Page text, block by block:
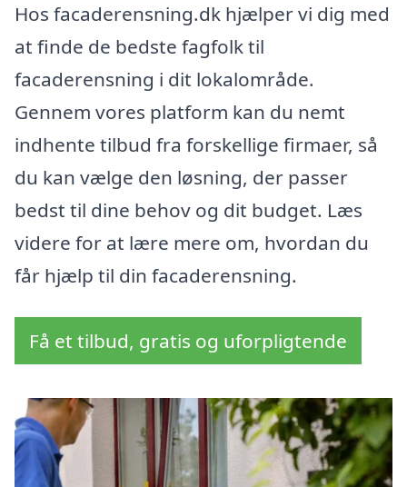
Hos facaderensning.dk hjælper vi dig med
at finde de bedste fagfolk til
facaderensning i dit lokalområde.
Gennem vores platform kan du nemt
indhente tilbud fra forskellige firmaer, så
du kan vælge den løsning, der passer
bedst til dine behov og dit budget. Læs
videre for at lære mere om, hvordan du
får hjælp til din facaderensning.
Få et tilbud, gratis og uforpligtende